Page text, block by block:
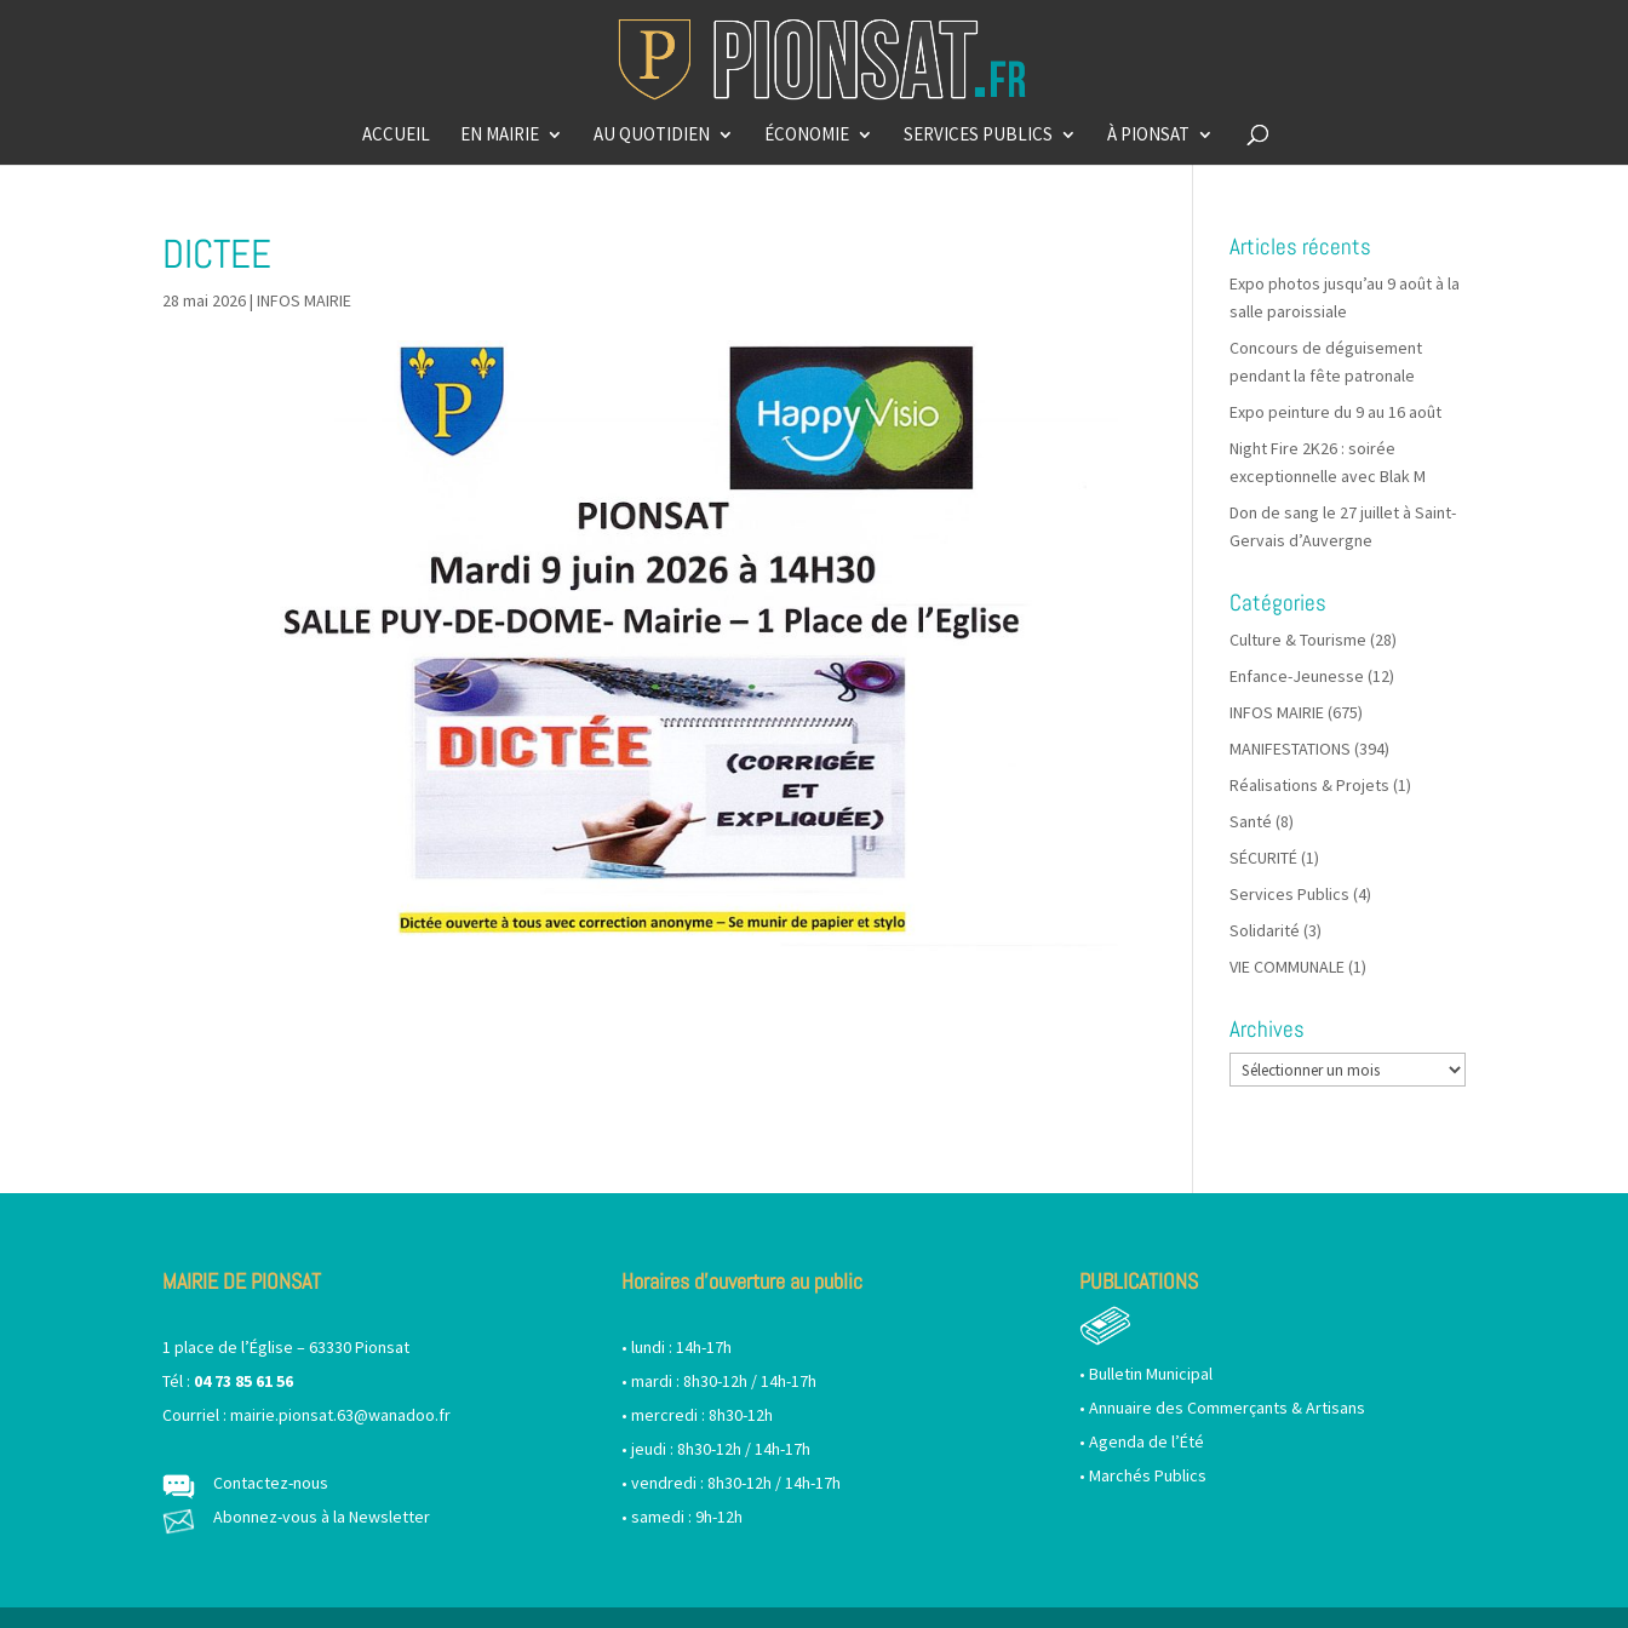
ACCUEIL EN MAIRIE AU QUOTIDIEN ÉCONOMIE SERVICES PUBLICS À PIONSAT
DICTEE
28 mai 2026|INFOS MAIRIE
Articles récents
Expo photos jusqu’au 9 août à la
salle paroissiale
Concours de déguisement
pendant la fête patronale
Expo peinture du 9 au 16 août
Night Fire 2K26 : soirée
exceptionnelle avec Blak M
Don de sang le 27 juillet à Saint-
Gervais d’Auvergne
Catégories
Culture & Tourisme (28)
Enfance-Jeunesse (12)
INFOS MAIRIE(675)
MANIFESTATIONS (394)
Réalisations & Projets (1)
Santé (8)
SÉCURITÉ(1)
Services Publics (4)
Solidarité (3)
VIE COMMUNALE(1)
Archives
Archives
MAIRIE DE PIONSAT
1 place de l’Église – 63330 Pionsat
Tél : 04 73 85 61 56
Courriel :mairie.pionsat.63@wanadoo.fr
Contactez-nous
Abonnez-vous à la Newsletter
Horaires d’ouverture au public
• lundi : 14h-17h
• mardi : 8h30-12h / 14h-17h
• mercredi : 8h30-12h
• jeudi : 8h30-12h / 14h-17h
• vendredi : 8h30-12h / 14h-17h
• samedi : 9h-12h
PUBLICATIONS
• Bulletin Municipal
• Annuaire des Commerçants & Artisans
• Agenda de l’Été
• Marchés Publics